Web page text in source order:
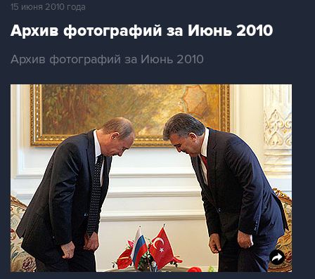
15 июня 2010 года
Архив фотографий за Июнь 2010
Архив фотографий за Июнь 2010